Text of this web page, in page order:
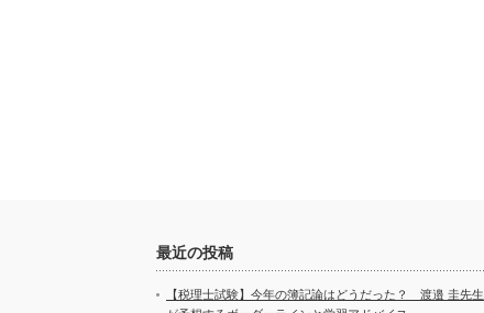
最近の投稿
【税理士試験】今年の簿記論はどうだった？ 渡邉 圭先生